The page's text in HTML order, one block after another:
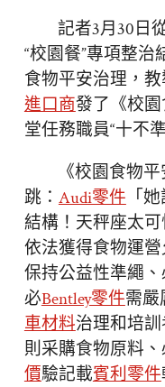
記者3月30日
“校園餐”專項整
食物平安治理，
進口商發了《校園
堂任務職員“十不
《校園食物
跳： Audi零件 「
結構！天秤座太可
依法獲得食物運
保持公益性準繩
必Bentley零件需嚴
車材料治理和培
則采購食物原料
價驗記載賓利零件